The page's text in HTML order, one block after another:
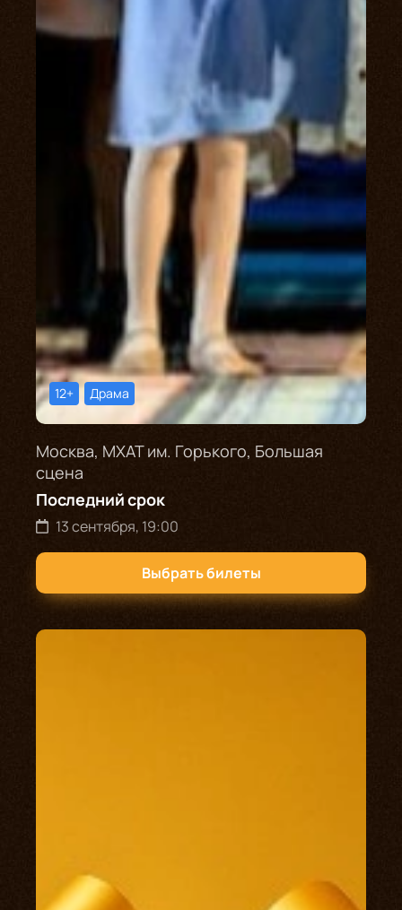
12+ Драма
Москва, МХАТ им. Горького, Большая
сцена
Последний срок
13 сентября, 19:00
Выбрать билеты